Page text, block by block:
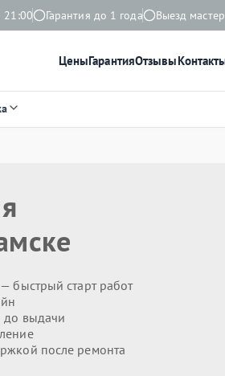
21:00 Гарантия до 1 года Выезд
ЦеныГарантияОтзывы
— быстрый старт работ
до выдачи
после ремонта